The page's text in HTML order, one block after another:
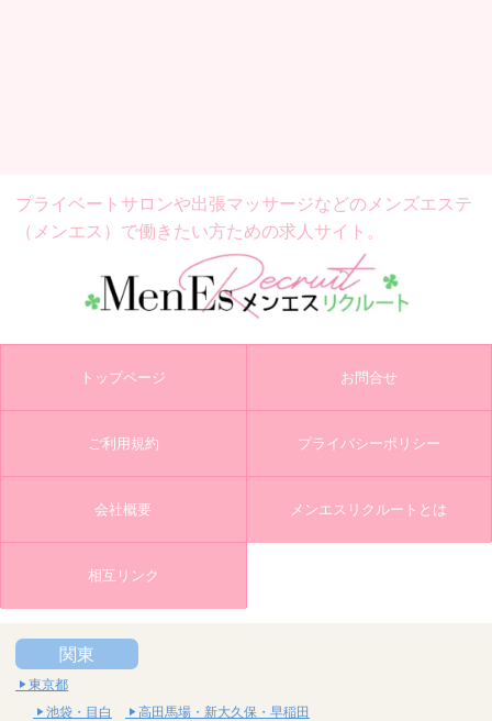
プライベートサロンや出張マッサージなどの メンズエステ
（メンエス）で働きたい方ための求人サイト。
トップページ お問合せ
ご利用規約 プライバシーポリシー
会社概要 メンエスリクルートとは
相互リンク
関東
東京都
池袋・目白
高田馬場・新大久保・早稲田